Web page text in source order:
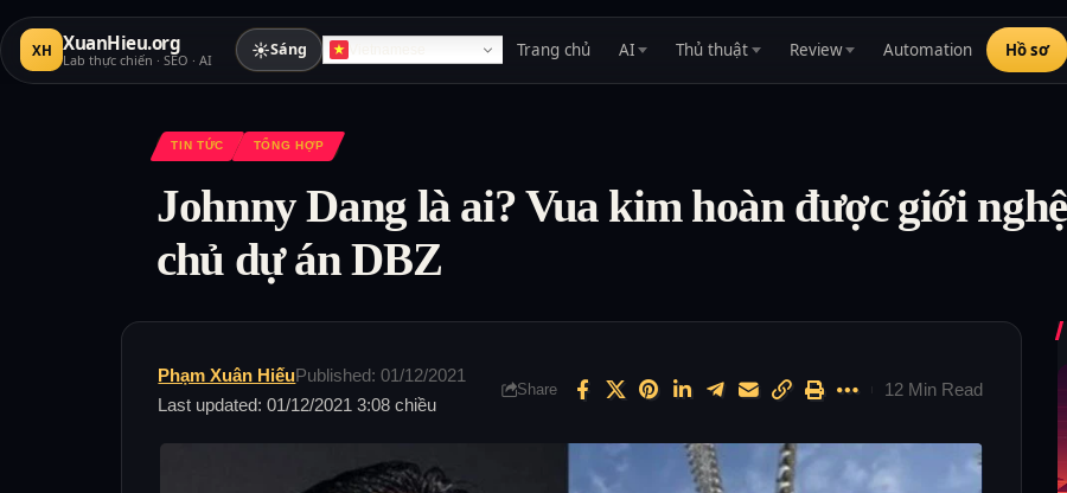
XH XuanHieu.org
Lab thực chiến · SEO · AI ☀Sáng Trang chủ AI Thủ thuật Review Automation Hồ sơ
TIN TỨC TỔNG HỢP
Johnny Dang là ai? Vua kim hoàn được giới
chủ dự án DBZ
Last updated: 01/12/2021 3:08 chiều
Phạm Xuân HiếuPublished: 01/12/2021
Share 12 Min Read